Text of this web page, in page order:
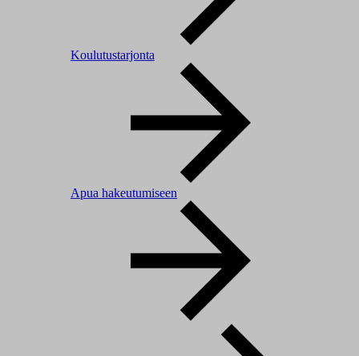
Koulutustarjonta
Apua hakeutumiseen